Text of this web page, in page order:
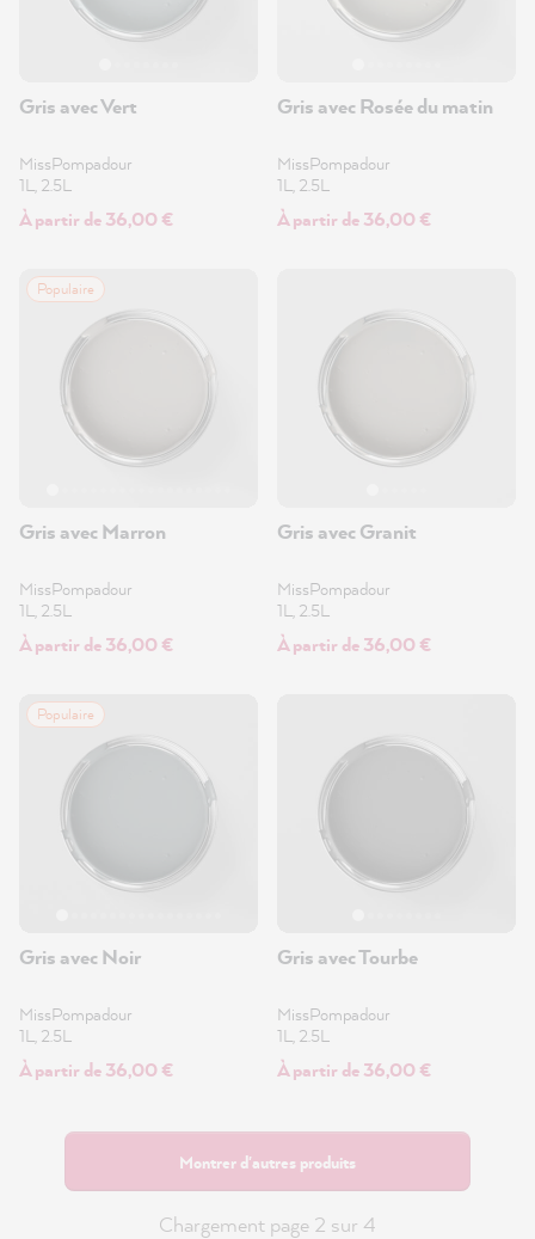
Gris avec Vert
MissPompadour
1L, 2.5L
À partir de 36,00 €
Gris avec Rosée du matin
MissPompadour
1L, 2.5L
À partir de 36,00 €
Populaire
Gris avec Marron
MissPompadour
1L, 2.5L
À partir de 36,00 €
Gris avec Granit
MissPompadour
1L, 2.5L
À partir de 36,00 €
Populaire
Gris avec Noir
MissPompadour
1L, 2.5L
À partir de 36,00 €
Gris avec Tourbe
MissPompadour
1L, 2.5L
À partir de 36,00 €
Montrer d'autres produits
Chargement page 2 sur 4